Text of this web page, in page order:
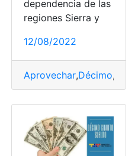
,sueldo,Trabajadores
dependencia de las
regiones Sierra y
12/08/2022
Aprovechar,Décimo,